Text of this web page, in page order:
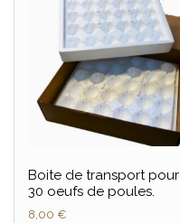
Boite de transport pour
30 oeufs de poules.
8,00 €